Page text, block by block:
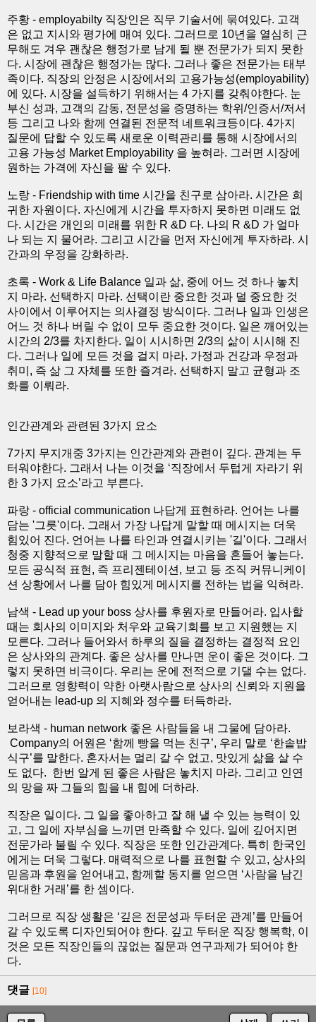
주황 - employabilty 직장인은 직무 기술서에 묶여있다. 고객
은 없고 지시와 평가에 매여 있다. 그러므로 10년을 열심히 근
무해도 겨우 괜찮은 행정가로 남게 될 뿐 전문가가 되지 못한
다. 시장에 괜찮은 행정가는 많다. 그러나 좋은 전문가는 태부
족이다. 직장의 안정은 시장에서의 고용가능성(employability)
에 있다. 시장을 설득하기 위해서는 4 가지를 갖춰야한다. 눈
부신 성과, 고객의 감동, 전문성을 증명하는 학위/인증서/저서
등 그리고 나와 함께 연결된 전문적 네트워크등이다. 4가지
질문에 답할 수 있도록 새로운 이력관리를 통해 시장에서의
고용 가능성 Market Employability 을 높혀라. 그러면 시장에
원하는 가격에 자신을 팔 수 있다.
노랑 - Friendship with time 시간을 친구로 삼아라. 시간은 희
귀한 자원이다. 자신에게 시간을 투자하지 못하면 미래도 없
다. 시간은 개인의 미래를 위한 R &D 다. 나의 R &D 가 얼마
나 되는 지 물어라. 그리고 시간을 먼저 자신에게 투자하라. 시
간과의 우정을 강화하라.
초록 - Work & Life Balance 일과 삶, 중에 어느 것 하나 놓치
지 마라. 선택하지 마라. 선택이란 중요한 것과 덜 중요한 것
사이에서 이루어지는 의사결정 방식이다. 그러나 일과 인생은
어느 것 하나 버릴 수 없이 모두 중요한 것이다. 일은 깨어있는
시간의 2/3를 차지한다. 일이 시시하면 2/3의 삶이 시시해 진
다. 그러나 일에 모든 것을 걸지 마라. 가정과 건강과 우정과
취미, 즉 삶 그 자체를 또한 즐겨라. 선택하지 말고 균형과 조
화를 이뤄라.
인간관계와 관련된 3가지 요소
7가지 무지개중 3가지는 인간관계와 관련이 깊다. 관계는 두
터워야한다. 그래서 나는 이것을 ‘직장에서 두텁게 자라기 위
한 3 가지 요소’라고 부른다.
파랑 - official communication 나답게 표현하라. 언어는 나를
담는 '그릇'이다. 그래서 가장 나답게 말할 때 메시지는 더욱
힘있어 진다. 언어는 나를 타인과 연결시키는 '길'이다. 그래서
청중 지향적으로 말할 때 그 메시지는 마음을 흔들어 놓는다.
모든 공식적 표현, 즉 프리젠테이션, 보고 등 조직 커뮤니케이
션 상황에서 나를 담아 힘있게 메시지를 전하는 법을 익혀라.
남색 - Lead up your boss 상사를 후원자로 만들어라. 입사할
때는 회사의 이미지와 처우와 교육기회를 보고 지원했는 지
모른다. 그러나 들어와서 하루의 질을 결정하는 결정적 요인
은 상사와의 관계다. 좋은 상사를 만나면 운이 좋은 것이다. 그
렇지 못하면 비극이다. 우리는 운에 전적으로 기댈 수는 없다.
그러므로 영향력이 약한 아랫사람으로 상사의 신뢰와 지원을
얻어내는 lead-up 의 지혜와 정수를 터득하라.
보라색 - human network 좋은 사람들을 내 그물에 담아라.
Company의 어원은 ‘함께 빵을 먹는 친구’, 우리 말로 ‘한솥밥
식구’를 말한다. 혼자서는 멀리 갈 수 없고, 맛있게 삶을 살 수
도 없다. 한번 알게 된 좋은 사람은 놓치지 마라. 그리고 인연
의 망을 짜 그들의 힘을 내 힘에 더하라.
직장은 일이다. 그 일을 좋아하고 잘 해 낼 수 있는 능력이 있
고, 그 일에 자부심을 느끼면 만족할 수 있다. 일에 깊어지면
전문가라 불릴 수 있다. 직장은 또한 인간관계다. 특히 한국인
에게는 더욱 그렇다. 매력적으로 나를 표현할 수 있고, 상사의
믿음과 후원을 얻어내고, 함께할 동지를 얻으면 ‘사람을 남긴
위대한 거래’를 한 셈이다.
그러므로 직장 생활은 ‘깊은 전문성과 두터운 관계’를 만들어
갈 수 있도록 디자인되어야 한다. 깊고 두터운 직장 행복학, 이
것은 모든 직장인들의 끊없는 질문과 연구과제가 되어야 한
다.
댓글 [10]